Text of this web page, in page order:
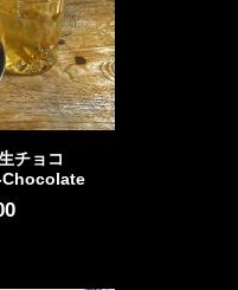
チョコ
Chocolate